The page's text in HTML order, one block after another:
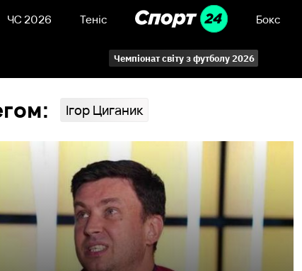
ЧС 2026 Теніс Бокс
Чемпіонат світу з футболу 2026
Ігор Циганик